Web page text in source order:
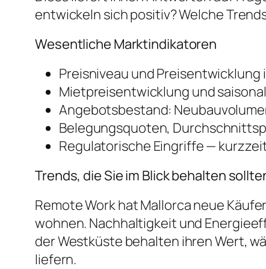
entwickeln sich positiv? Welche
Wesentliche Marktindikatoren
Preisniveau und Preisentwicklung
Mietpreisentwicklung und
Angebotsbestand:
Belegungsquoten,
Regulatorische Eingriffe —
Trends, die Sie im Blick behalten
Remote Work hat Mallorca neue
wohnen. Nachhaltigkeit und
der Westküste behalten ihren Wert,
liefern.